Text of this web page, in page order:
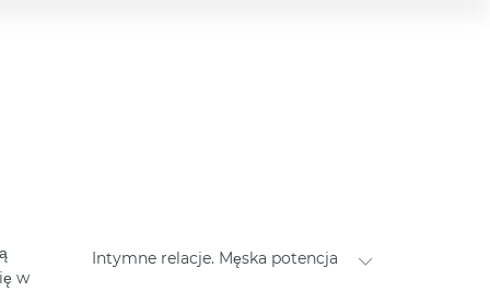
w
Intymne relacje. Męska potencja